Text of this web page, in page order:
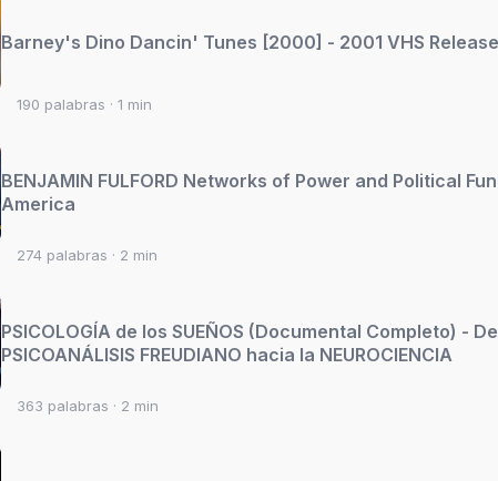
Barney's Dino Dancin' Tunes [2000] - 2001 VHS Release
190 palabras · 1 min
BENJAMIN FULFORD Networks of Power and Political
America
274 palabras · 2 min
PSICOLOGÍA de los SUEÑOS (Documental Completo) -
PSICOANÁLISIS FREUDIANO hacia la NEUROCIENCIA
363 palabras · 2 min